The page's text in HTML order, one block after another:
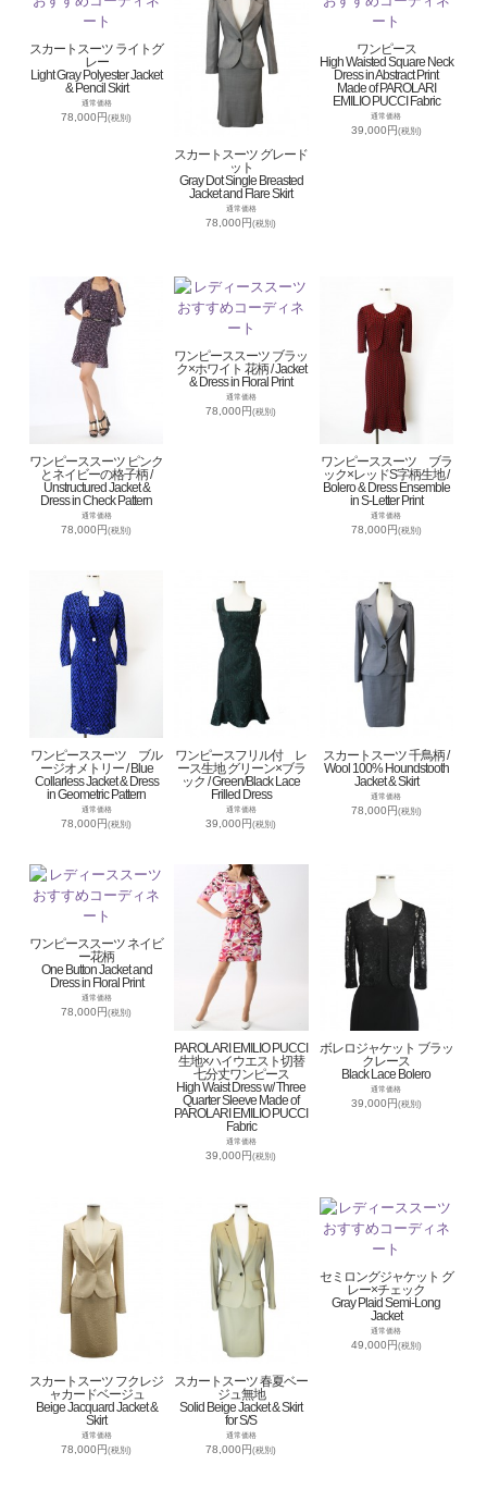
スカートスーツ ライトグ
レー
Light Gray Polyester Jacket
& Pencil Skirt
通常価格
78,000円(税別)
スカートスーツ グレード
ット
Gray Dot Single Breasted
Jacket and Flare Skirt
通常価格
78,000円(税別)
ワンピース
High Waisted Square Neck
Dress in Abstract Print
Made of PAROLARI
EMILIO PUCCI Fabric
通常価格
39,000円 (税別)
ワンピーススーツ ピンク
とネイビーの格子柄 /
Unstructured Jacket &
Dress in Check Pattern
通常価格
78,000円(税別)
ワンピーススーツ ブラッ
ク×ホワイト 花柄 / Jacket
& Dress in Floral Print
通常価格
78,000円(税別)
ワンピーススーツ ブラ
ック×レッドS字柄生地 /
Bolero & Dress Ensemble
in S-Letter Print
通常価格
78,000円(税別)
ワンピーススーツ ブル
ージオメトリー / Blue
Collarless Jacket & Dress
in Geometric Pattern
通常価格
78,000円(税別)
ワンピースフリル付 レ
ース生地 グリーン×ブラ
ック / Green/Black Lace
Frilled Dress
通常価格
39,000円(税別)
スカートスーツ 千鳥柄 /
Wool 100% Houndstooth
Jacket & Skirt
通常価格
78,000円(税別)
ワンピーススーツ ネイビ
ー花柄
One Button Jacket and
Dress in Floral Print
通常価格
78,000円(税別)
PAROLARI EMILIO PUCCI
生地×ハイウエスト切替
七分丈ワンピース
High Waist Dress w/ Three
Quarter Sleeve Made of
PAROLARI EMILIO PUCCI
Fabric
通常価格
39,000円(税別)
ボレロジャケット ブラッ
クレース
Black Lace Bolero
通常価格
39,000円(税別)
スカートスーツ フクレジ
ャカードベージュ
Beige Jacquard Jacket &
Skirt
通常価格
78,000円(税別)
スカートスーツ 春夏ベー
ジュ無地
Solid Beige Jacket & Skirt
for S/S
通常価格
78,000円(税別)
セミロングジャケット グ
レー×チェック
Gray Plaid Semi-Long
Jacket
通常価格
49,000円(税別)